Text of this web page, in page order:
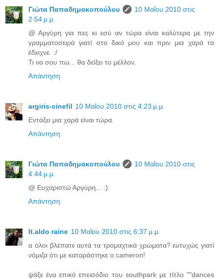
Γιώτα Παπαδημακοπούλου
10 Μαΐου 2010 στις
2:54 μ.μ.
@ Αργύρη για πες κι εσύ αν τώρα είναι καλύτερα με την
γραμματοσειρά γιατί στο δικό μου και πριν μια χαρά τα
έδειχνε. :/
Τι να σου πω... θα δείξει το μέλλον.
Απάντηση
argiris-cinefil 10 Μαΐου 2010 στις 4:23 μ.μ.
Εντάξει μια χαρά είναι τώρα.
Απάντηση
Γιώτα Παπαδημακοπούλου
10 Μαΐου 2010 στις
4:44 μ.μ.
@ Ευχαριστώ Αργύρη... :)
Απάντηση
lt.aldo raine 10 Μαΐου 2010 στις 6:37 μ.μ.
α όλοι βλέπατε αυτά τα τρομαχτικά χρώματα? ευτυχώς γιατί
νόμιζα ότι με καταράστηκε ο cameron!
ψάξε ένα επικό επεισόδιο του southpark με τίτλο ""dances